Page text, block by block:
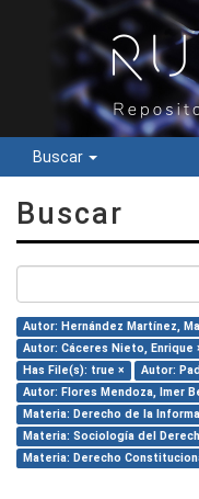
Buscar
Buscar
Autor: Hernández Martínez,
Autor: Cáceres Nieto, Enrique
Has File(s): true ×
Autor:
Autor: Flores Mendoza, Imer
Materia: Derecho de la
Materia: Sociología del
Materia: Derecho